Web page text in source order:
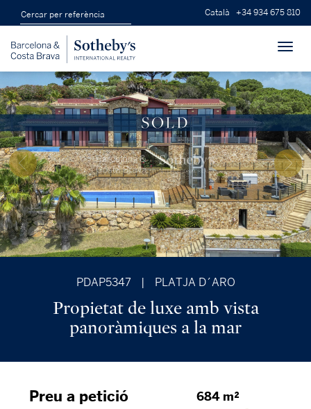
Català +34 934 675 810
PDAP5347 PLATJA D´ARO
Propietat de luxe amb vista
panoràmiques a la mar
Preu a petició 684 m²